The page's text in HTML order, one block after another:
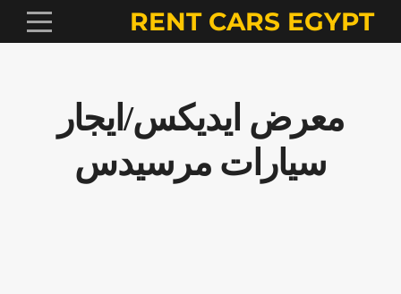
RENT CARS EGYPT
معرض ايديكس/ايجار
سيارات مرسيدس